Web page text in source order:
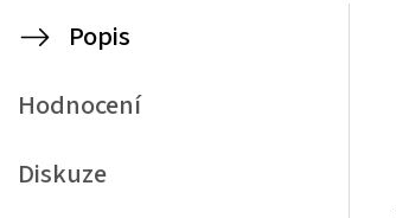
Popis
Hodnocení
Diskuze